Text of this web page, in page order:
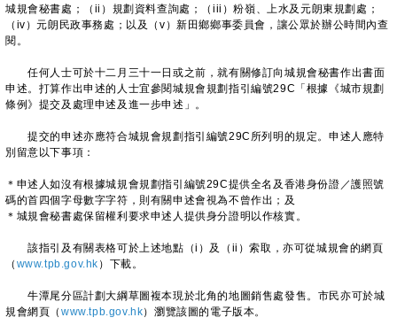
城規會秘書處；（ii）規劃資料查詢處；（iii）粉嶺、上水及元朗東規劃處；
（iv）元朗民政事務處；以及（v）新田鄉鄉事委員會，讓公眾於辦公時間內查
閱。
任何人士可於十二月三十一日或之前，就有關修訂向城規會秘書作出書面
申述。打算作出申述的人士宜參閱城規會規劃指引編號29C「根據《城市規劃
條例》提交及處理申述及進一步申述」。
提交的申述亦應符合城規會規劃指引編號29C所列明的規定。申述人應特
別留意以下事項：
＊申述人如沒有根據城規會規劃指引編號29C提供全名及香港身份證／護照號
碼的首四個字母數字字符，則有關申述會視為不曾作出；及
＊城規會秘書處保留權利要求申述人提供身分證明以作核實。
該指引及有關表格可於上述地點（i）及（ii）索取，亦可從城規會的網頁
（ www.tpb.gov.hk ）下載。
牛潭尾分區計劃大綱草圖複本現於北角的地圖銷售處發售。市民亦可於城
規會網頁（ www.tpb.gov.hk）瀏覽該圖的電子版本。